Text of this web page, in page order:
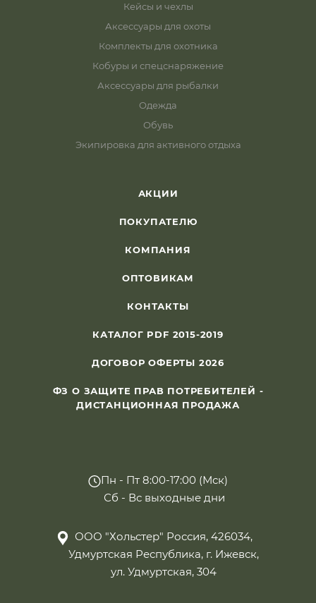
Кейсы и чехлы
Аксессуары для охоты
Комплекты для охотника
Кобуры и спецснаряжение
Аксессуары для рыбалки
Одежда
Обувь
Экипировка для активного отдыха
АКЦИИ
ПОКУПАТЕЛЮ
КОМПАНИЯ
ОПТОВИКАМ
КОНТАКТЫ
КАТАЛОГ PDF 2015-2019
ДОГОВОР ОФЕРТЫ 2026
ФЗ О ЗАЩИТЕ ПРАВ ПОТРЕБИТЕЛЕЙ -
ДИСТАНЦИОННАЯ ПРОДАЖА
Пн - Пт 8:00-17:00 (Мск)
Сб - Вс выходные дни
ООО "Хольстер" Россия, 426034,
Удмуртская Республика, г. Ижевск,
ул. Удмуртская, 304